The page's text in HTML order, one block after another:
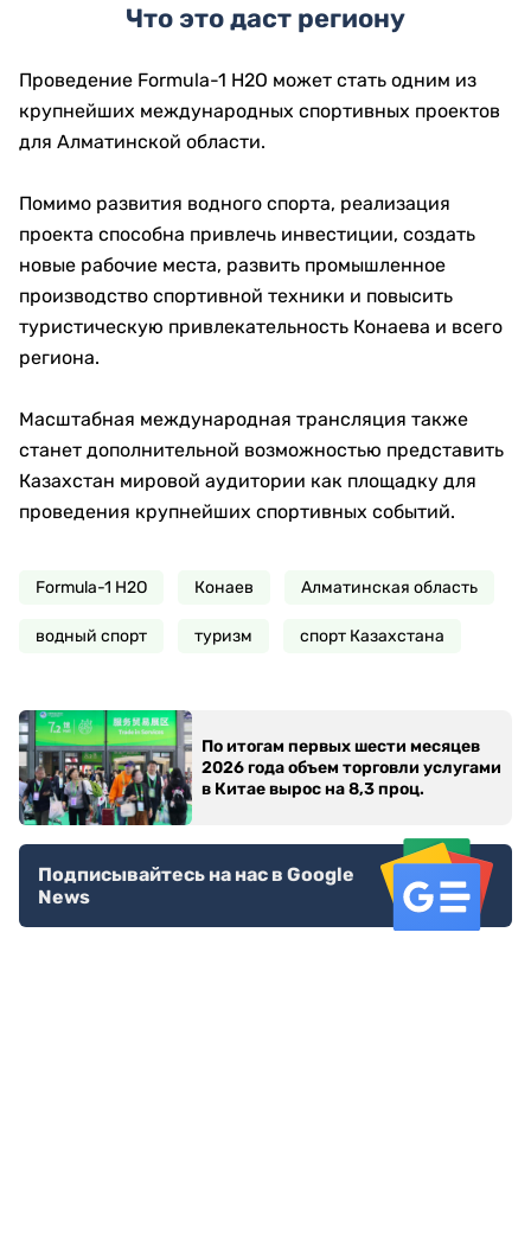
Что это даст региону
Проведение Formula-1 H2O может стать одним из
крупнейших международных спортивных проектов
для Алматинской области.
Помимо развития водного спорта, реализация
проекта способна привлечь инвестиции, создать
новые рабочие места, развить промышленное
производство спортивной техники и повысить
туристическую привлекательность Конаева и всего
региона.
Масштабная международная трансляция также
станет дополнительной возможностью представить
Казахстан мировой аудитории как площадку для
проведения крупнейших спортивных событий.
Formula-1 H2O Конаев Алматинская область
водный спорт туризм спорт Казахстана
По итогам первых шести месяцев
2026 года объем торговли услугами
в Китае вырос на 8,3 проц.
Подписывайтесь на нас в Google
News